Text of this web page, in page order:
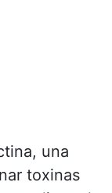
una
toxinas